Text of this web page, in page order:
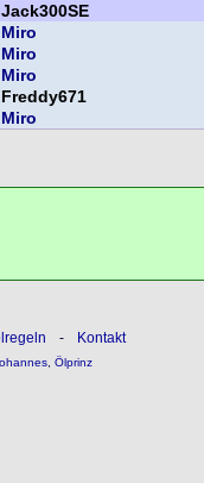
Jack300SE
Miro
Miro
Miro
Freddy671
Miro
- Kontakt
, Ölprinz